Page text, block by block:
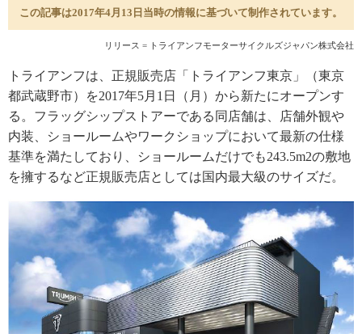
この記事は2017年4月13日当時の情報に基づいて制作されています。
リリース = トライアンフモーターサイクルズジャパン株式会社
トライアンフは、正規販売店「トライアンフ東京」（東京
都武蔵野市）を2017年5月1日（月）から新たにオープンす
る。フラッグシップストアーである同店舗は、店舗外観や
内装、ショールームやワークショップにおいて最新の仕様
基準を満たしており、ショールームだけでも243.5m2の敷地
を擁するなど正規販売店としては国内最大級のサイズだ。